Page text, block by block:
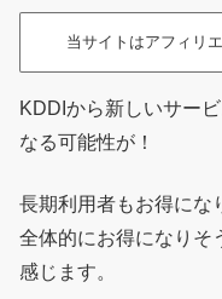
当サイトはアフィリ
KDDIから新しいサー
なる可能性が！
長期利用者もお得にな
全体的にお得になりそ
感じます。